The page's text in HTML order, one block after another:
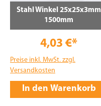
Stahl Winkel 25x25x3mm
1500mm
4,03 €*
Preise inkl. MwSt. zzgl.
Versandkosten
In den Warenkorb